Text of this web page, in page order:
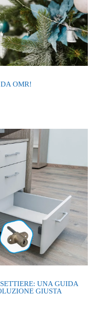
OMR!
UNA GUIDA
GIUSTA